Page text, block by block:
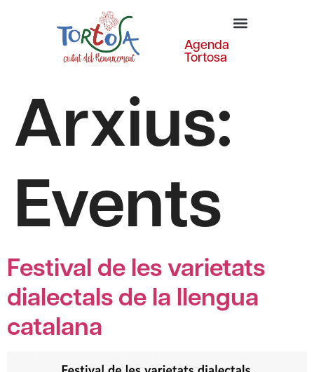
Agenda
Tortosa
Arxius:
Events
Festival de les varietats
dialectals de la llengua
catalana